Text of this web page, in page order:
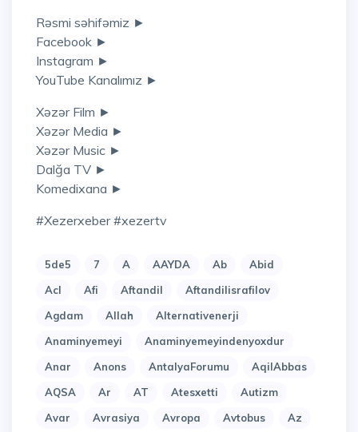
Rəsmi səhifəmiz ►
Facebook ►
Instagram ►
YouTube Kanalımız ►
Xəzər Film ►
Xəzər Media ►
Xəzər Music ►
Dalğa TV ►
Komedixana ►
#xezerxeber #xezertv
5de5 7 A AAYDA Ab
Abid
Acl
Afi Aftandil
Aftandilisrafilov
Agdam
Allah
Alternativenerji
Anaminyemeyi
Anaminyemeyindenyoxdur
Anar
Anons AntalyaForumu
AqilAbbas
AQSA
Ar AT Atesxetti
Autizm
Avar
Avrasiya Avropa Avtobus
Az